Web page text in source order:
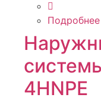
Подробнее
4HNPE